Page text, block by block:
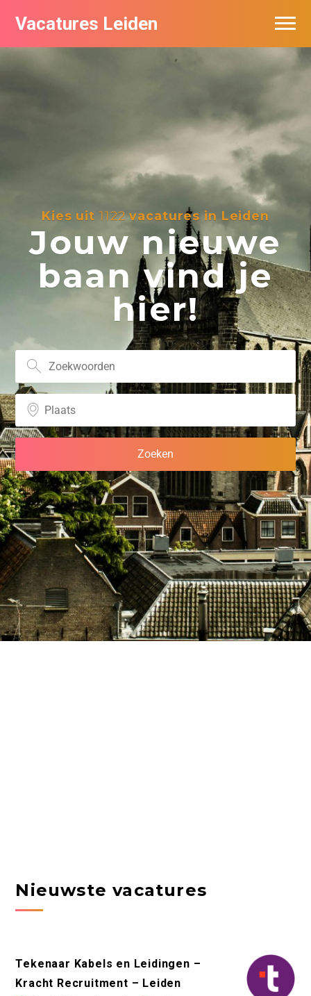
Vacatures Leiden
Kies uit 1122vacatures in Leiden
Jouw nieuwe
baan vind je
hier!
Nieuwste vacatures
Tekenaar Kabels en Leidingen –
Kracht Recruitment – Leiden
Vacatures per bedrijf